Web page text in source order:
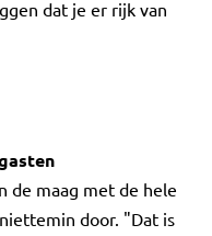
dat je er rijk van
de maag met de hele
door. "Dat is